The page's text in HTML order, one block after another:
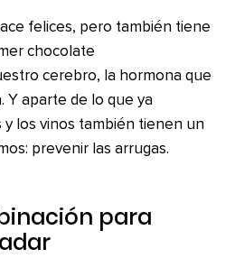
felices, pero también tiene
chocolate
cerebro, la hormona que
Y aparte de lo que ya
y los vinos también tienen un
prevenir las arrugas.
para